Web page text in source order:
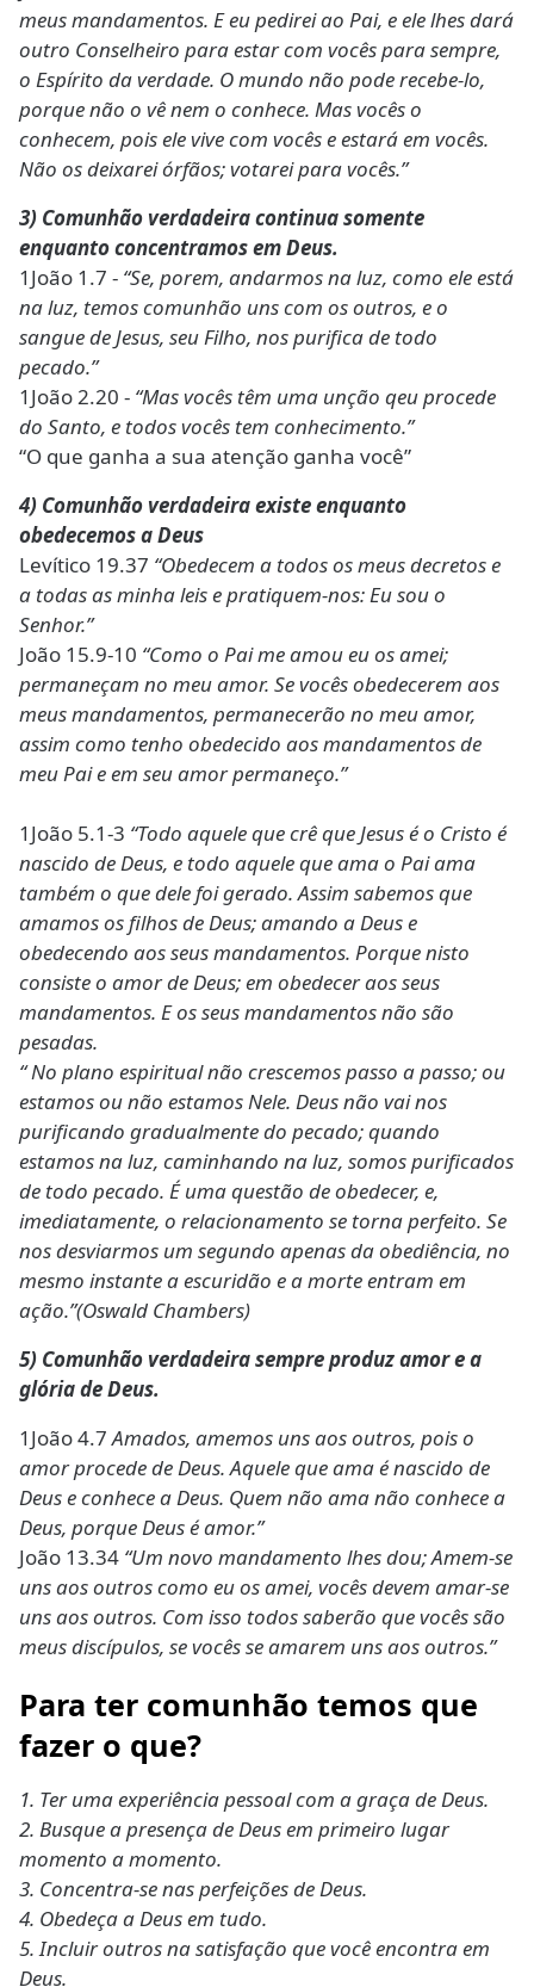
meus mandamentos. E eu pedirei ao Pai, e ele lhes dará
outro Conselheiro para estar com vocês para sempre,
o Espírito da verdade. O mundo não pode recebe-lo,
porque não o vê nem o conhece. Mas vocês o
conhecem, pois ele vive com vocês e estará em vocês.
Não os deixarei órfãos; votarei para vocês.”
3) Comunhão verdadeira continua somente
enquanto concentramos em Deus.
1João 1.7 - “Se, porem, andarmos na luz, como ele está
na luz, temos comunhão uns com os outros, e o
sangue de Jesus, seu Filho, nos purifica de todo
pecado.”
1João 2.20 - “Mas vocês têm uma unção qeu procede
do Santo, e todos vocês tem conhecimento.”
“O que ganha a sua atenção ganha você”
4) Comunhão verdadeira existe enquanto
obedecemos a Deus
Levítico 19.37 “Obedecem a todos os meus decretos e
a todas as minha leis e pratiquem-nos: Eu sou o
Senhor.”
João 15.9-10 “Como o Pai me amou eu os amei;
permaneçam no meu amor. Se vocês obedecerem aos
meus mandamentos, permanecerão no meu amor,
assim como tenho obedecido aos mandamentos de
meu Pai e em seu amor permaneço.”
1João 5.1-3 “Todo aquele que crê que Jesus é o Cristo é
nascido de Deus, e todo aquele que ama o Pai ama
também o que dele foi gerado. Assim sabemos que
amamos os filhos de Deus; amando a Deus e
obedecendo aos seus mandamentos. Porque nisto
consiste o amor de Deus; em obedecer aos seus
mandamentos. E os seus mandamentos não são
pesadas.
“ No plano espiritual não crescemos passo a passo; ou
estamos ou não estamos Nele. Deus não vai nos
purificando gradualmente do pecado; quando
estamos na luz, caminhando na luz, somos purificados
de todo pecado. É uma questão de obedecer, e,
imediatamente, o relacionamento se torna perfeito. Se
nos desviarmos um segundo apenas da obediência, no
mesmo instante a escuridão e a morte entram em
ação.”(Oswald Chambers)
5) Comunhão verdadeira sempre produz amor e a
glória de Deus.
1João 4.7Amados, amemos uns aos outros, pois o
amor procede de Deus. Aquele que ama é nascido de
Deus e conhece a Deus. Quem não ama não conhece a
Deus, porque Deus é amor.”
João 13.34 “Um novo mandamento lhes dou; Amem-se
uns aos outros como eu os amei, vocês devem amar-se
uns aos outros. Com isso todos saberão que vocês são
meus discípulos, se vocês se amarem uns aos outros.”
Para ter comunhão temos que
fazer o que?
1. Ter uma experiência pessoal com a graça de Deus.
2. Busque a presença de Deus em primeiro lugar
momento a momento.
3. Concentra-se nas perfeições de Deus.
4. Obedeça a Deus em tudo.
5. Incluir outros na satisfação que você encontra em
Deus.